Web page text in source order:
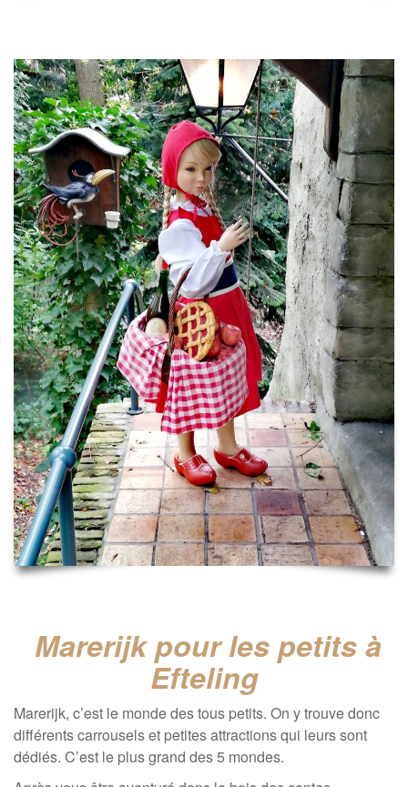
Marerijk pour les petits à
Efteling
Marerijk, c’est le monde des tous petits. On y trouve donc
différents carrousels et petites attractions qui leurs sont
dédiés. C’est le plus grand des 5 mondes.